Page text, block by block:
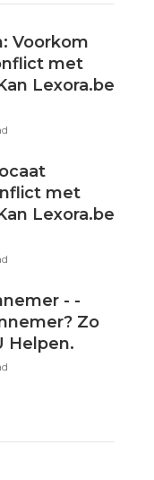
Voorkom
met
Lexora.be
met
Lexora.be
- -
Zo
Helpen.